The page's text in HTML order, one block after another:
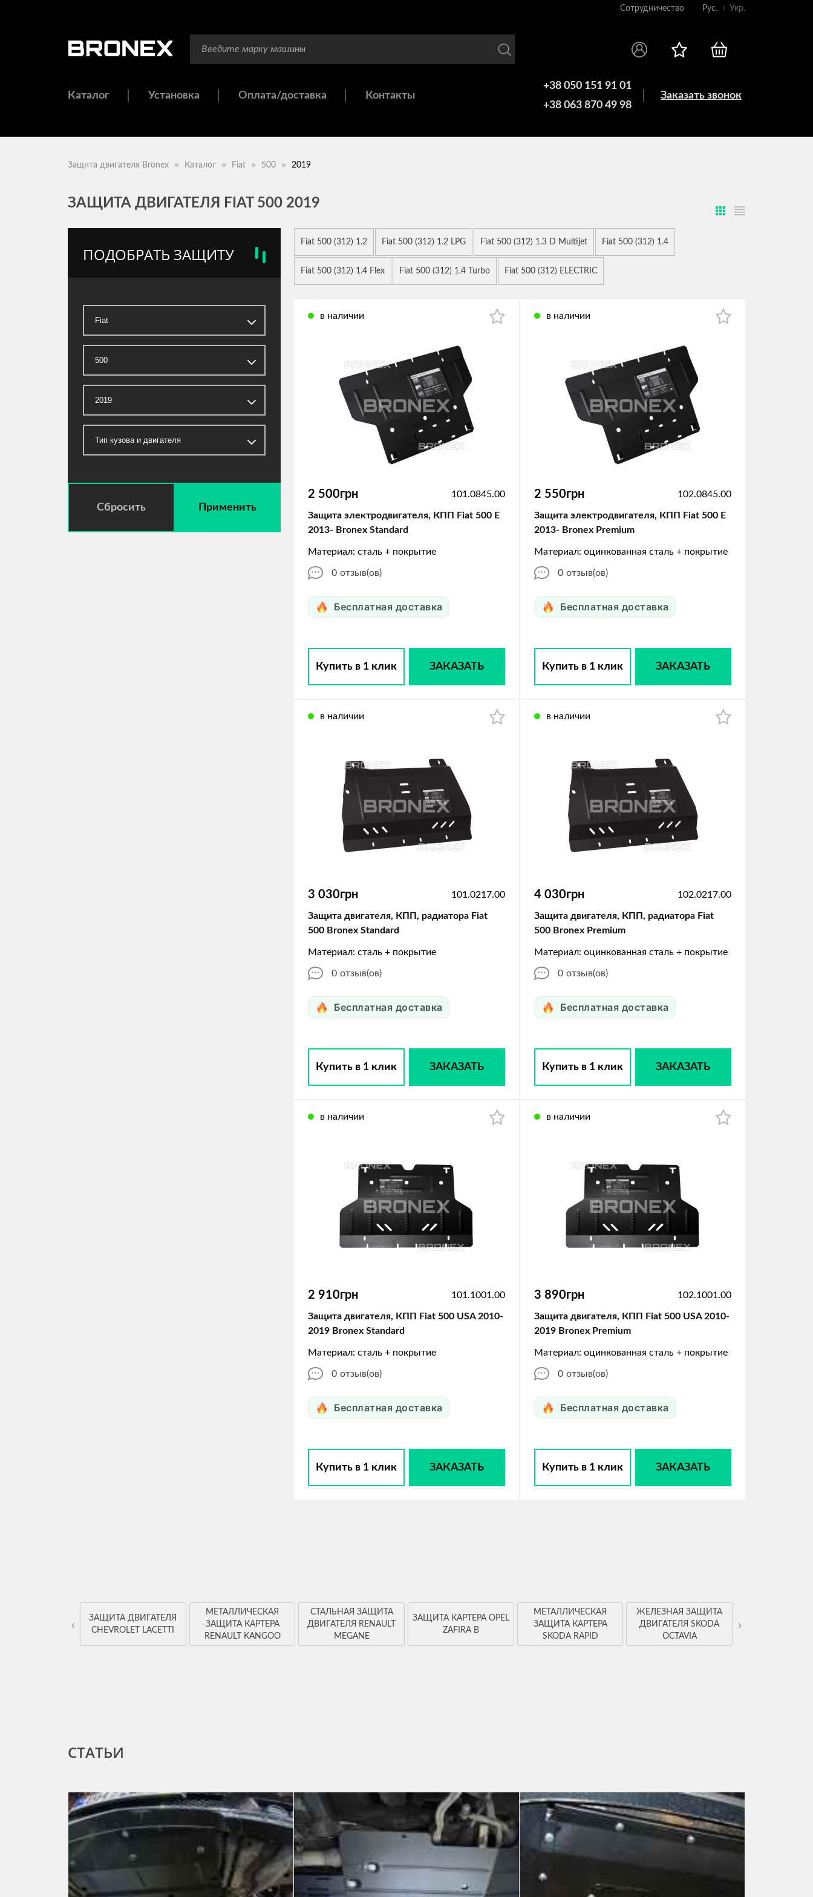
Сотрудничество Рус. Укр.
Каталог Установка Оплата/доставка Контакты
+38 050 151 91 01
+38 063 870 49 98
Заказать звонок
Защита двигателя Bronex Каталог Fiat 500 2019
ЗАЩИТА ДВИГАТЕЛЯ FIAT 500 2019
ПОДОБРАТЬ ЗАЩИТУ
Сбросить Применить
Fiat 500 (312) 1.2 Fiat 500 (312) 1.2 LPG Fiat 500 (312) 1.3 D Multijet Fiat 500 (312) 1.4
Fiat 500 (312) 1.4 Flex Fiat 500 (312) 1.4 Turbo Fiat 500 (312) ELECTRIC
в наличии
2 500грн 101.0845.00
Защита электродвигателя, КПП Fiat 500 E
2013- Bronex Standard
Материал: сталь + покрытие
0 отзыв(ов)
Бесплатная доставка
Купить в 1 клик ЗАКАЗАТЬ
в наличии
2 550грн 102.0845.00
Защита электродвигателя, КПП Fiat 500 E
2013- Bronex Premium
Материал: оцинкованная сталь + покрытие
0 отзыв(ов)
Бесплатная доставка
Купить в 1 клик ЗАКАЗАТЬ
в наличии
3 030грн 101.0217.00
Защита двигателя, КПП, радиатора Fiat
500 Bronex Standard
Материал: сталь + покрытие
0 отзыв(ов)
Бесплатная доставка
Купить в 1 клик ЗАКАЗАТЬ
в наличии
4 030грн 102.0217.00
Защита двигателя, КПП, радиатора Fiat
500 Bronex Premium
Материал: оцинкованная сталь + покрытие
0 отзыв(ов)
Бесплатная доставка
Купить в 1 клик ЗАКАЗАТЬ
в наличии
2 910грн 101.1001.00
Защита двигателя, КПП Fiat 500 USA 2010-
2019 Bronex Standard
Материал: сталь + покрытие
0 отзыв(ов)
Бесплатная доставка
Купить в 1 клик ЗАКАЗАТЬ
в наличии
3 890грн 102.1001.00
Защита двигателя, КПП Fiat 500 USA 2010-
2019 Bronex Premium
Материал: оцинкованная сталь + покрытие
0 отзыв(ов)
Бесплатная доставка
Купить в 1 клик ЗАКАЗАТЬ
ЗАЩИТА ДВИГАТЕЛЯ
CHEVROLET LACETTI
МЕТАЛЛИЧЕСКАЯ
ЗАЩИТА КАРТЕРА
RENAULT KANGOO
СТАЛЬНАЯ ЗАЩИТА
ДВИГАТЕЛЯ RENAULT
MEGANE
ЗАЩИТА КАРТЕРА OPEL
ZAFIRA B
МЕТАЛЛИЧЕСКАЯ
ЗАЩИТА КАРТЕРА
SKODA RAPID
ЖЕЛЕЗНАЯ ЗАЩИТА
ДВИГАТЕЛЯ SKODA
OCTAVIA
‹ ›
СТАТЬИ